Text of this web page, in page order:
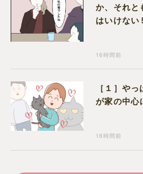
か、それと
はいけない
16時間前
［１］や
が家の中心
16時間前